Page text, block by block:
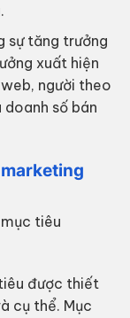
sự tăng trưởng
xuất hiện
người theo
số bán
marketing
tiêu
được thiết
cụ thể. Mục